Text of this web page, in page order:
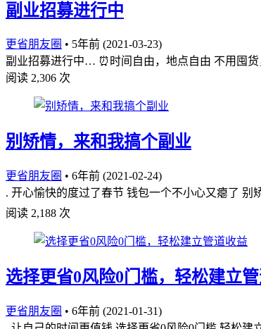
副业招募进行中
更省朋友圈 • 5年前 (2021-03-23)
副业招募进行中… ⏰时间自由，地点自由 不用囤
阅读 2,306 次
别矫情，来和我搞个副业
更省朋友圈 • 6年前 (2021-02-24)
. 开心愉快的度过了春节 钱包一个不小心又瘪了 别
阅读 2,188 次
选择更省0风险0门槛，轻松建立
更省朋友圈 • 6年前 (2021-01-31)